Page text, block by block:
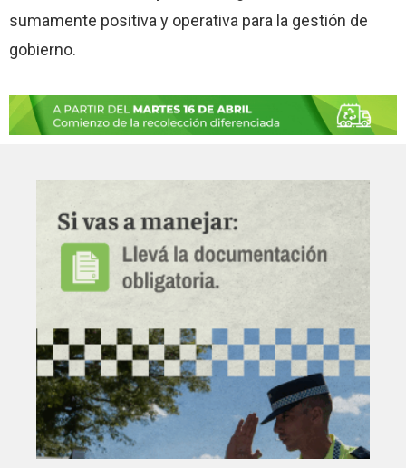
sumamente positiva y operativa para la gestión de
gobierno.